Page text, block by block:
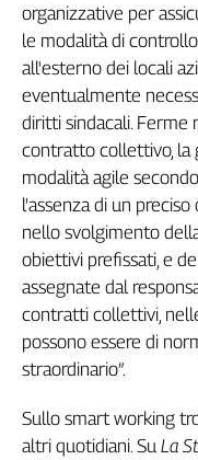
organizzative per
le modalità di
all'esterno dei locali
eventualmente
diritti sindacali. Ferme
contratto collettivo, la
modalità agile
l'assenza di un
nello svolgimento
obiettivi prefissati, e
assegnate dal
contratti collettivi,
possono essere di
straordinario”.
Sullo smart working
altri quotidiani. Su La